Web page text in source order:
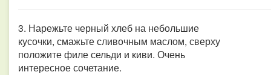
3. Нарежьте черный хлеб на небольшие
кусочки, смажьте сливочным маслом, сверху
положите филе сельди и киви. Очень
интересное сочетание.